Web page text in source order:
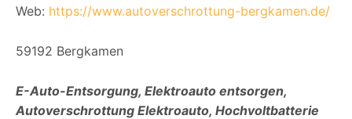
Web: https://www.autoverschrottung-bergkamen.de/
59192 Bergkamen
E-Auto-Entsorgung, Elektroauto entsorgen,
Autoverschrottung Elektroauto, Hochvoltbatterie